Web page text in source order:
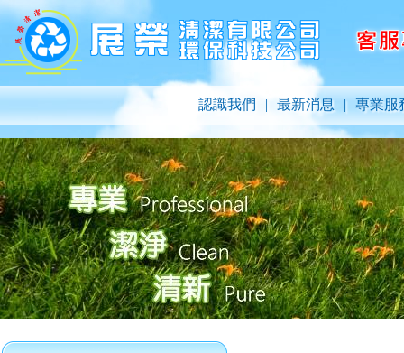
認識我們 | 最新消息 | 專業服